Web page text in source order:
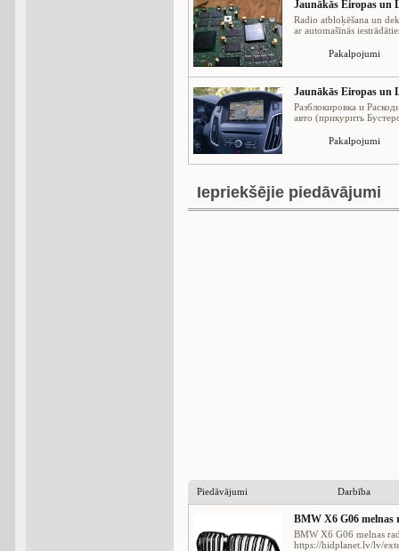
Jaunākās Eiropas un
Radio atbloķēšana un
ar automašīnās
Pakalpojumi
Jaunākās Eiropas un
Разблокировка и
авто (прикурить
Pakalpojumi
Iepriekšējie piedāvājumi
Piedāvājumi Darbība
BMW X6 G06 melnas
BMW X6 G06 melnas
https://hidplanet.lv/lv/